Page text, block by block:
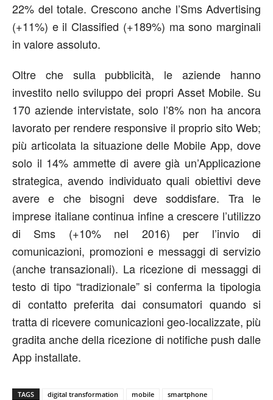
22% del totale. Crescono anche l’Sms Advertising
(+11%) e il Classified (+189%) ma sono marginali
in valore assoluto.
Oltre che sulla pubblicità, le aziende hanno
investito nello sviluppo dei propri Asset Mobile. Su
170 aziende intervistate, solo l’8% non ha ancora
lavorato per rendere responsive il proprio sito Web;
più articolata la situazione delle Mobile App, dove
solo il 14% ammette di avere già un’Applicazione
strategica, avendo individuato quali obiettivi deve
avere e che bisogni deve soddisfare. Tra le
imprese italiane continua infine a crescere l’utilizzo
di Sms (+10% nel 2016) per l’invio di
comunicazioni, promozioni e messaggi di servizio
(anche transazionali). La ricezione di messaggi di
testo di tipo “tradizionale” si conferma la tipologia
di contatto preferita dai consumatori quando si
tratta di ricevere comunicazioni geo-localizzate, più
gradita anche della ricezione di notifiche push dalle
App installate.
TAGS digital transformation mobile smartphone